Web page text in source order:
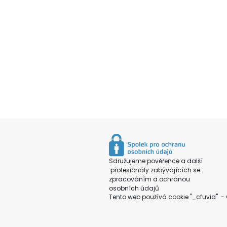
Sdružujeme pověřence a další
profesionály zabývajících se
zpracováním a ochranou
osobních údajů
Tento web používá cookie "_cfuvid" -